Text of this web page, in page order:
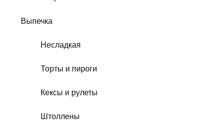
Выпечка
Несладкая
Торты и пироги
Кексы и рулеты
Штоллены